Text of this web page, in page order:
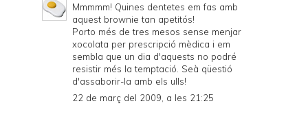
Mmmmm! Quines dentetes em fas amb
aquest brownie tan apetitós!
Porto més de tres mesos sense menjar
xocolata per prescripció mèdica i em
sembla que un dia d'aquests no podré
resistir més la temptació. Seà qüestió
d'assaborir-la amb els ulls!
22 de març del 2009, a les 21:25